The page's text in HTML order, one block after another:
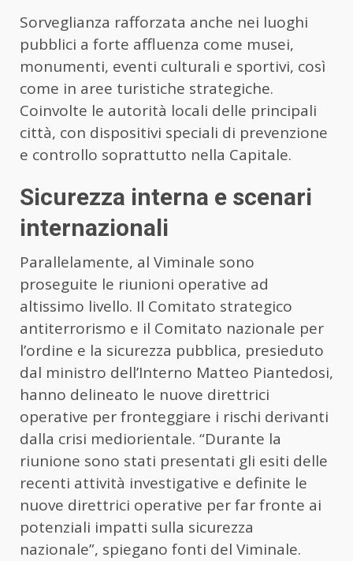
Sorveglianza rafforzata anche nei luoghi
pubblici a forte affluenza come musei,
monumenti, eventi culturali e sportivi, così
come in aree turistiche strategiche.
Coinvolte le autorità locali delle principali
città, con dispositivi speciali di prevenzione
e controllo soprattutto nella Capitale.
Sicurezza interna e scenari
internazionali
Parallelamente, al Viminale sono
proseguite le riunioni operative ad
altissimo livello. Il Comitato strategico
antiterrorismo e il Comitato nazionale per
l’ordine e la sicurezza pubblica, presieduto
dal ministro dell’Interno Matteo Piantedosi,
hanno delineato le nuove direttrici
operative per fronteggiare i rischi derivanti
dalla crisi mediorientale. “Durante la
riunione sono stati presentati gli esiti delle
recenti attività investigative e definite le
nuove direttrici operative per far fronte ai
potenziali impatti sulla sicurezza
nazionale”, spiegano fonti del Viminale.